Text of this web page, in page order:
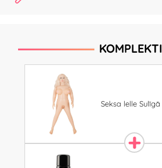
KOMPLEKTI
Seksa lelle Sulīgā